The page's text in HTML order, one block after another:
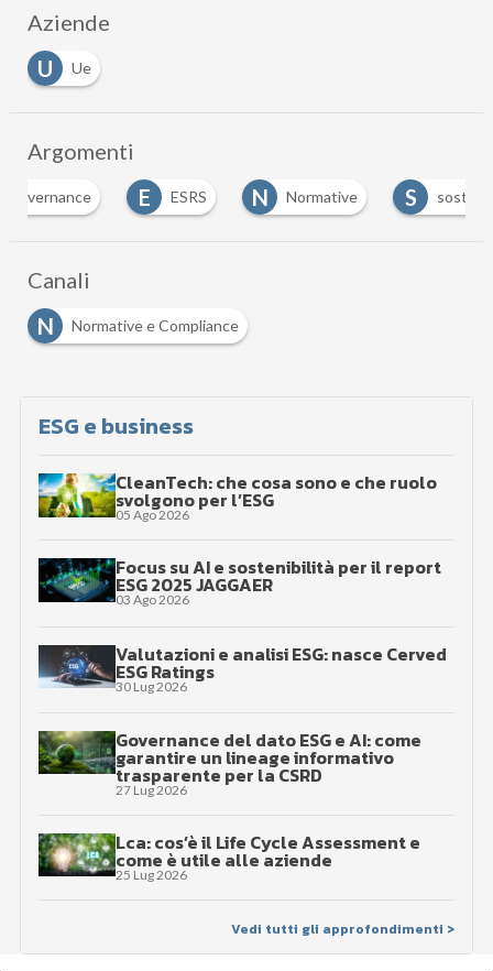
Aziende
U
Ue
Argomenti
E ESRS N Normative S sostenibilità
Canali
N
Normative e Compliance
ESG e business
CleanTech: che cosa sono e che ruolo
svolgono per l’ESG
05 Ago 2026
Focus su AI e sostenibilità per il report
ESG 2025 JAGGAER
03 Ago 2026
Valutazioni e analisi ESG: nasce Cerved
ESG Ratings
30 Lug 2026
Governance del dato ESG e AI: come
garantire un lineage informativo
trasparente per la CSRD
27 Lug 2026
Lca: cos’è il Life Cycle Assessment e
come è utile alle aziende
25 Lug 2026
Vedi tutti gli approfondimenti >